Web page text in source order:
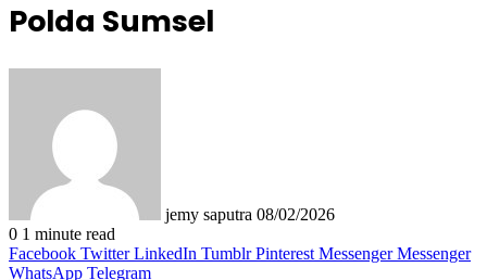
Polda Sumsel
jemy saputra 08/02/2026
0 1 minute read
Facebook Twitter LinkedIn Tumblr Pinterest Messenger Messenger
WhatsApp Telegram